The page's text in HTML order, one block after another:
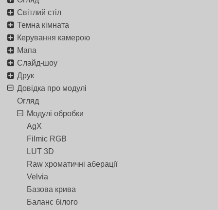
Світлий стіл
Темна кімната
Керування камерою
Мапа
Слайд-шоу
Друк
Довідка про модулі
Огляд
Модулі обробки
AgX
Filmic RGB
LUT 3D
Raw хроматичні аберації
Velvia
Базова крива
Баланс білого